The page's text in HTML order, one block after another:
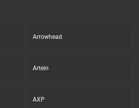
Arrowhead
Artein
AXP